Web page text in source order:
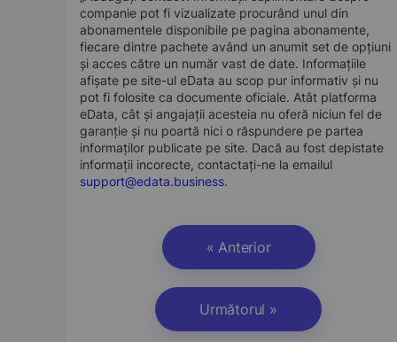
companie pot fi vizualizate procurând unul din
abonamentele disponibile pe pagina abonamente,
fiecare dintre pachete având un anumit set de opțiuni
și acces către un număr vast de date. Informațiile
afișate pe site-ul eData au scop pur informativ și nu
pot fi folosite ca documente oficiale. Atât platforma
eData, cât și angajații acesteia nu oferă niciun fel de
garanție și nu poartă nici o răspundere pe partea
informaților publicate pe site. Dacă au fost depistate
informații incorecte, contactați-ne la emailul
support@edata.business.
« Anterior
Următorul »